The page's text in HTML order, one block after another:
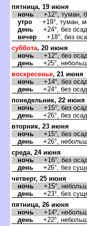
пятница, 19 июня
ночь +12°, туман,
утро +19°, туман,
день +24°, без
ечер +18°, без
суббота, 20 июня
ночь +12°, без
день +25°,
оскресенье, 21 июня
ночь +14°, без
день +24°, без
понедельник, 22 июня
ночь +15°, без
день +26°, без
торник, 23 июня
ночь +15°, без
день +26°,
среда, 24 июня
ночь +16°, без
день +26°, без
четверг, 25 июня
ночь +15°,
день +23°, без
пятница, 26 июня
ночь +14°,
день +22°,